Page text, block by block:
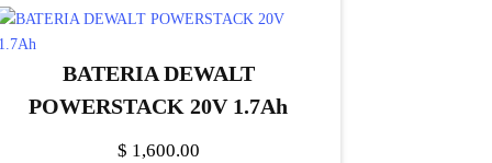
BATERIA DEWALT
POWERSTACK 20V 1.7Ah
$ 1,600.00